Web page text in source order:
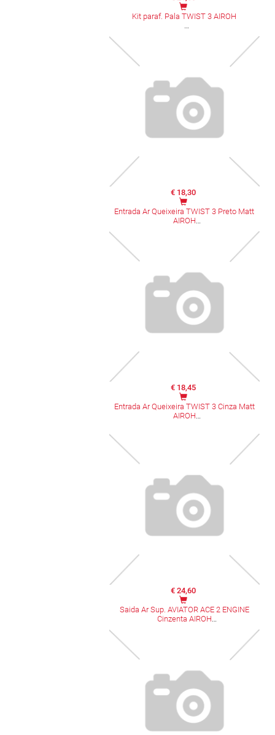
Kit paraf. Pala TWIST 3 AIROH
€ 18,30
Entrada Ar Queixeira TWIST 3 Preto Matt
AIROH
€ 18,45
Entrada Ar Queixeira TWIST 3 Cinza Matt
AIROH
€ 24,60
Saida Ar Sup. AVIATOR ACE 2 ENGINE
Cinzenta AIROH